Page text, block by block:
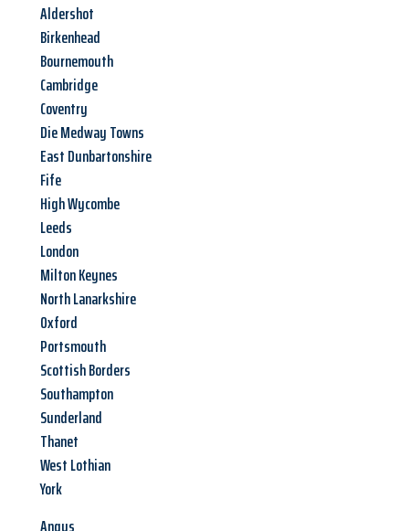
Aldershot
Birkenhead
Bournemouth
Cambridge
Coventry
Die Medway Towns
East Dunbartonshire
Fife
High Wycombe
Leeds
London
Milton Keynes
North Lanarkshire
Oxford
Portsmouth
Scottish Borders
Southampton
Sunderland
Thanet
West Lothian
York